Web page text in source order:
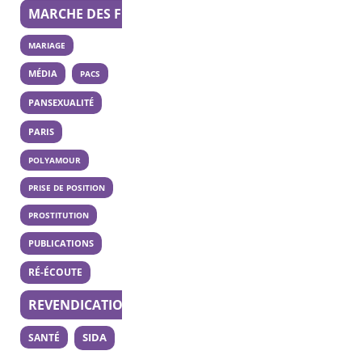
MARCHE DES FIERTÉS
MARIAGE
MÉDIA PACS
PANSEXUALITÉ
PARIS
POLYAMOUR
PRISE DE POSITION
PROSTITUTION
PUBLICATIONS
RÉ-ÉCOUTE
REVENDICATION
SANTÉ SIDA